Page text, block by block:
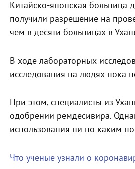
Китайско-японская больница
получили разрешение на
чем в десяти больницах в
В ходе лабораторных
исследования на людях пока
При этом, специалисты из
одобрении ремдесивира.
использования ни по каким
Что ученые узнали о